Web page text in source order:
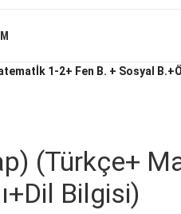
1-2+ Fen B. + Sosyal
(Türkçe+
Bilgisi)